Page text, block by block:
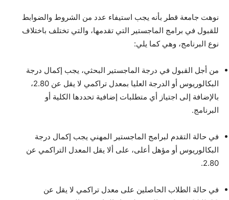
نوهت جامعة قطر بأنه يجب استيفاء عدد من الشروط والضوابط
للقبول في برامج الماجستير التي تقدمها، والتي تختلف باختلاف
نوع البرنامج، وهي كما يلي:
من أجل القبول في درجة الماجستير البحثي، يجب إكمال درجة
البكالوريوس أو الدرجة العليا بمعدل تراكمي لا يقل عن 2.80،
بالإضافة إلى اجتياز أي متطلبات إضافية تحددها الكلية أو
البرنامج.
في حالة التقدم لبرامج الماجستير المهني يجب إكمال درجة
البكالوريوس أو مؤهل أعلى، على ألا يقل المعدل التراكمي عن
2.80.
في حالة الطلاب الحاصلين على معدل تراكمي لا يقل عن